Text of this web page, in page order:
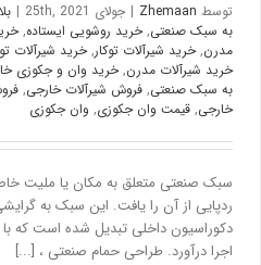
توسطZhemaan
| جولای 25th, 2021 | بلاگ
به سبک صنعتی,خرید روشویی ایستاده,خرید
مدرن,خرید شیرآلات توکار,خرید شیرآلات
خرید شیرآلات مدرن,خرید وان و جکوزی خارجی
به سبک صنعتی,فروش شیرآلات خارجی,فروش
خارجی,قیمت وان جکوزی,وان جکوزی
سبک صنعتی متعلق به مکان یا ملیت
ردپایی از آن را یافت. این سبک به
دکوراسیون داخلی تبدیل شده است که با
اجرا درآورد. طراحی حمام صنعتی ، [...]